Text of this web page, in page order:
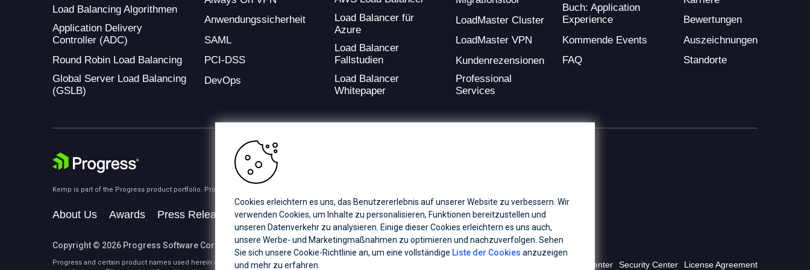
Load Balancing Algorithmen
Application Delivery
Controller (ADC)
Round Robin Load Balancing
Global Server Load Balancing
(GSLB)
Anwendungssicherheit
SAML
PCI-DSS
DevOps
Load Balancer für
Azure
Load Balancer
Fallstudien
Load Balancer
Whitepaper
LoadMaster Cluster
LoadMaster VPN
Kundenrezensionen
Professional
Services
Buch: Application
Experience
Kommende Events
FAQ
Bewertungen
Auszeichnungen
Standorte
Kemp is part of the Progress product portfolio. Progress is the leading provider of application development and digital experience technologies.
About Us Awards Press Releases Media Coverage Careers Offices
Copyright © 2026 Progress Software Corporation and/or its subsidiaries or affiliates. All Rights Reserved.
Progress and certain product names used herein are trademarks or registered trademarks of Progress Software Corporation and/or one of its
Privacy Center Security Center License Agreement
Cookies erleichtern es uns, das Benutzererlebnis auf unserer Website zu verbessern. Wir
verwenden Cookies, um Inhalte zu personalisieren, Funktionen bereitzustellen und
unseren Datenverkehr zu analysieren. Einige dieser Cookies erleichtern es uns auch,
unsere Werbe- und Marketingmaßnahmen zu optimieren und nachzuverfolgen. Sehen
Sie sich unsere Cookie-Richtlinie an, um eine vollständige Liste der Cookies anzuzeigen
und mehr zu erfahren.